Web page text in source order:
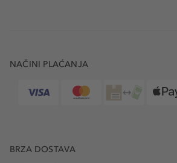
NAČINI PLAĆANJA
BRZA DOSTAVA